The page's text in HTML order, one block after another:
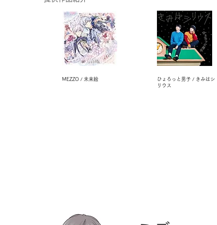
MEZZO / 未来絵
ひょろっと男子 / きみはシ
リウス